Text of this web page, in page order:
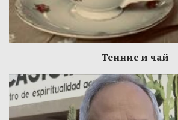
Теннис и чай